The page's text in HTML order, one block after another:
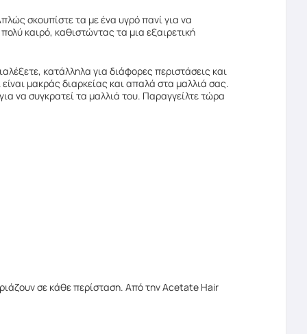
σκουπίστε τα με ένα υγρό πανί για να
καιρό, καθιστώντας τα μια εξαιρετική
κατάλληλα για διάφορες περιστάσεις και
μακράς διαρκείας και απαλά στα μαλλιά σας.
να συγκρατεί τα μαλλιά του. Παραγγείλτε τώρα
σε κάθε περίσταση. Από την Acetate Hair